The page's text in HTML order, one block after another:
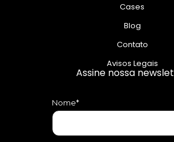
Cases
Blog
Contato
Avisos Legais
Assine nossa
Nome*